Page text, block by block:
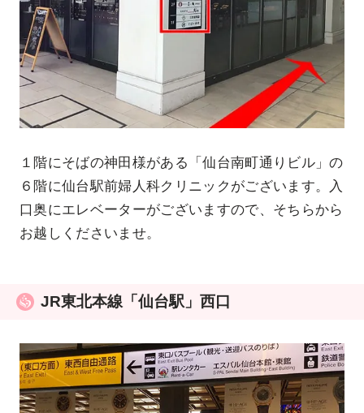
１階にそばの神田様がある「仙台南町通りビル」の
６階に仙台駅前婦人科クリニックがございます。入
口奥にエレベーターがございますので、そちらから
お越しくださいませ。
JR東北本線「仙台駅」西口